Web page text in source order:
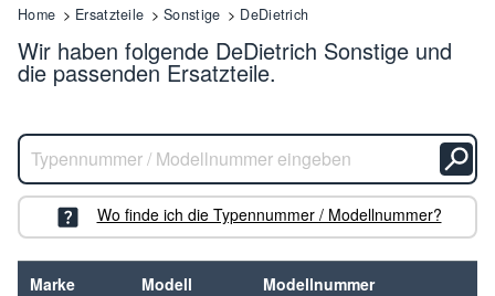
Home Ersatzteile Sonstige DeDietrich
Wir haben folgende DeDietrich Sonstige und
die passenden Ersatzteile.
Wo finde ich die Typennummer / Modellnummer?
Marke Modell Modellnummer